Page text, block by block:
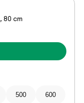
80 cm
500
600